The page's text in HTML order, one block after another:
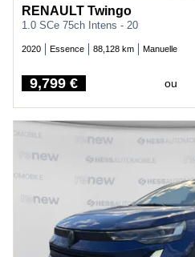
RENAULT Twingo
1.0 SCe 75ch Intens - 20
2020 Essence 88,128 km Manuelle
Price
9,799 € ou